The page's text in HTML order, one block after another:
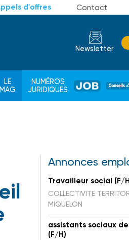
d'offres Contact
Newsletter
LE
MAG
NUMÉROS
JURIDIQUES
JOB
Annonces
Travailleur social (F/
COLLECTIVITE
MIQUELON
assistants sociaux
(F/H)